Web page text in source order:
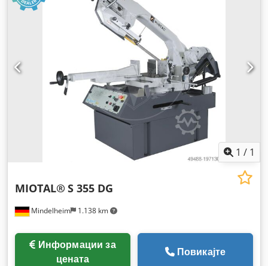
1 / 1
Mindelheim 1.138 km
MIOTAL® S 355 DG
цената
Повикајте